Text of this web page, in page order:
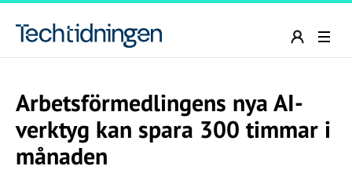
Arbetsförmedlingens nya AI-
verktyg kan spara 300 timmar i
månaden